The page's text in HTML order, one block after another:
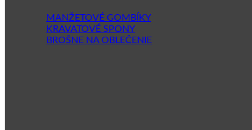
MANŽETOVÉ GOMBÍKY
KRAVATOVÉ SPONY
BROŠNE NA OBLEČENIE